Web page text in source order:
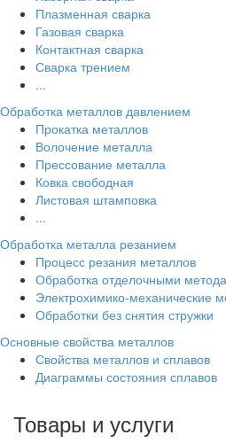
Плазменная сварка
Газовая сварка
Контактная сварка
Сварка трением
...
Обработка металлов давлением
Прокатка металлов
Волочение металла
Прессование металла
Ковка свободная
Листовая штамповка
...
Обработка металла резанием
Процесс резания металлов
Обработка отделочными
Электрохимико-механические
Обработки без снятия стружки
Основные свойства металлов
Свойства металлов и сплавов
Диаграммы состояния сплавов
Товары и услуги